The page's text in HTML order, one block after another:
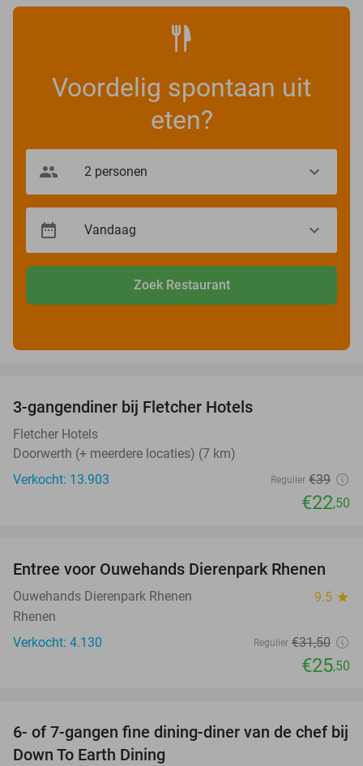
Voordelig spontaan uit
eten?
Zoek Restaurant
3-gangendiner bij Fletcher Hotels
Fletcher Hotels
Doorwerth (+ meerdere locaties) (7 km)
Verkocht: 13.903
Regulier €39
€22,50
19%
Entree voor Ouwehands Dierenpark Rhenen
Ouwehands Dierenpark Rhenen 9.5 star
Rhenen
Verkocht: 4.130
Regulier €31,50
€25,50
36%
6- of 7-gangen fine dining-diner van de chef bij
Down To Earth Dining